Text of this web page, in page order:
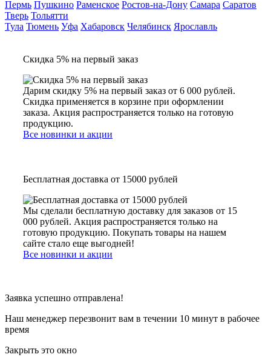
Пермь Пушкино Раменское Ростов-на-Дону Самара Саратов
Тверь Тольятти
Тула Тюмень Уфа Хабаровск Челябинск Ярославль
Скидка 5% на первый заказ
Дарим скидку 5% на первый заказ от 6 000 рублей.
Скидка применяется в корзине при оформлении
заказа. Акция распространяется только на готовую
продукцию.
Все новинки и акции
Бесплатная доставка от 15000 рублей
Мы сделали бесплатную доставку для заказов от 15
000 рублей. Акция распространяется только на
готовую продукцию. Покупать товары на нашем
сайте стало еще выгодней!
Все новинки и акции
Заявка успешно отправлена!
Наш менеджер перезвонит вам в течении 10 минут в рабочее
время
Закрыть это окно